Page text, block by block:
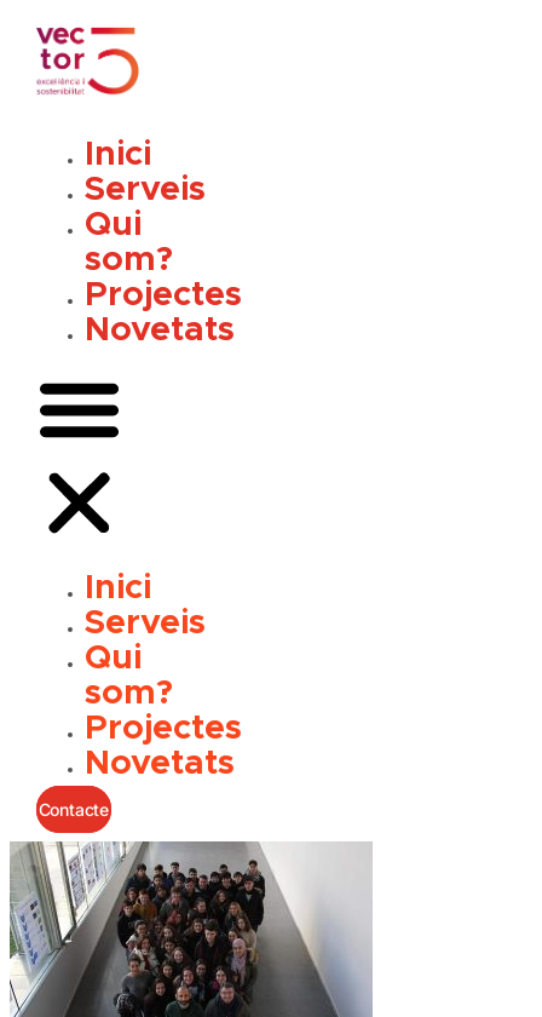
contingut
Inici
Serveis
Qui
som?
Projectes
Novetats
Inici
Serveis
Qui
som?
Projectes
Novetats
Contacte